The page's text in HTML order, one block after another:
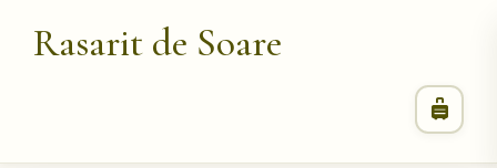
Rasarit de Soare